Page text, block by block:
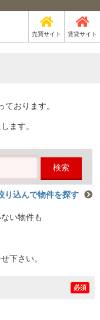
売買サイト 賃貸サイト
おります。
ます。
検索
り込んで物件を探す
い物件も
下さい。
必須